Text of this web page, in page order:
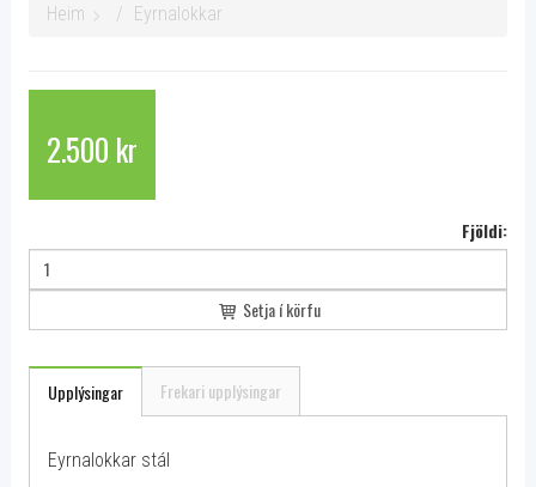
Heim Eyrnalokkar
2.500 kr
Fjöldi:
Setja í körfu
Upplýsingar Frekari upplýsingar
Eyrnalokkar stál